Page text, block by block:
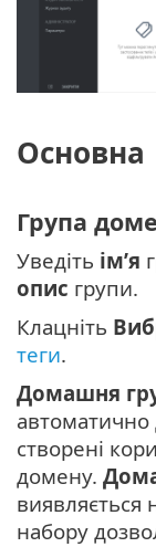
Основна
Група
Уведіть ім’я
опис групи.
Клацніть
теги.
Домашня
автоматично
створені
домену.
виявляється
набору